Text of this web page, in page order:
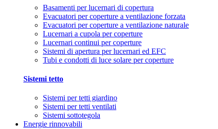
Basamenti per lucernari di copertura
Evacuatori per coperture a ventilazione forzata
Evacuatori per coperture a ventilazione naturale
Lucernari a cupola per coperture
Lucernari continui per coperture
Sistemi di apertura per lucernari ed EFC
Tubi e condotti di luce solare per coperture
Sistemi tetto
Sistemi per tetti giardino
Sistemi per tetti ventilati
Sistemi sottotegola
Energie rinnovabili